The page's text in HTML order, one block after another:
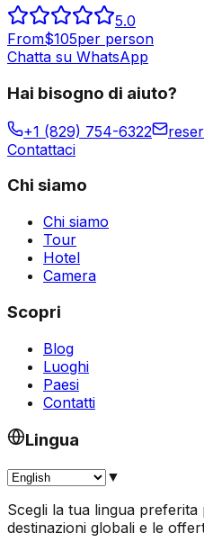
5.0
From$105per person
Chatta su WhatsApp
Hai bisogno di aiuto?
+1 (829) 754-6322
Contattaci
Chi siamo
Chi siamo
Tour
Hotel
Camera
Scopri
Blog
Luoghi
Paesi
Contatti
Lingua
▼
Scegli la tua lingua
destinazioni globali e le